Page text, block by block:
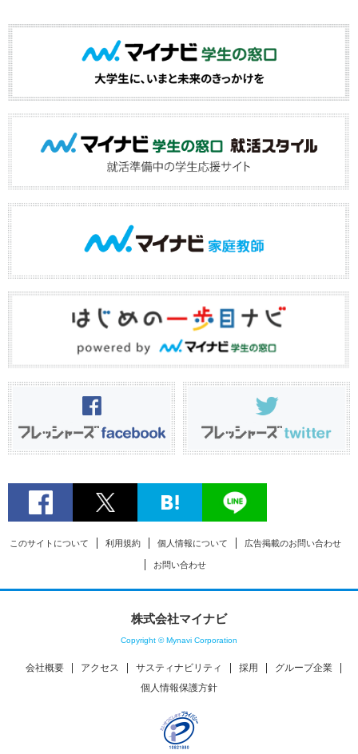
このサイトについて 利用規約 個人情報について 広告掲載のお問い合わせ
お問い合わせ
株式会社マイナビ
Copyright © Mynavi Corporation
会社概要 アクセス サスティナビリティ 採用
グループ企業
個人情報保護方針